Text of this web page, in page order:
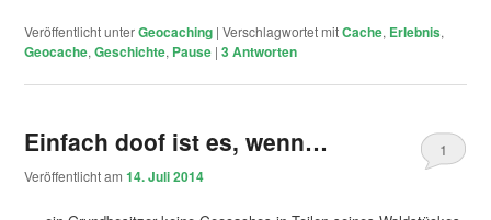
Veröffentlicht unterGeocaching |Verschlagwortet mitCache, Erlebnis,
Geocache,Geschichte, Pause |3Antworten
Einfach doof ist es, wenn…
Veröffentlicht am14. Juli 2014
1